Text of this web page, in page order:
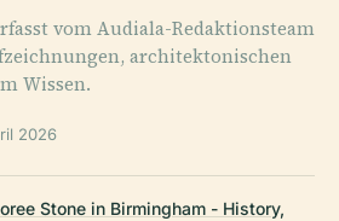
vom Audiala-Redaktionsteam
architektonischen
Wissen.
2026
Stone in Birmingham - History,